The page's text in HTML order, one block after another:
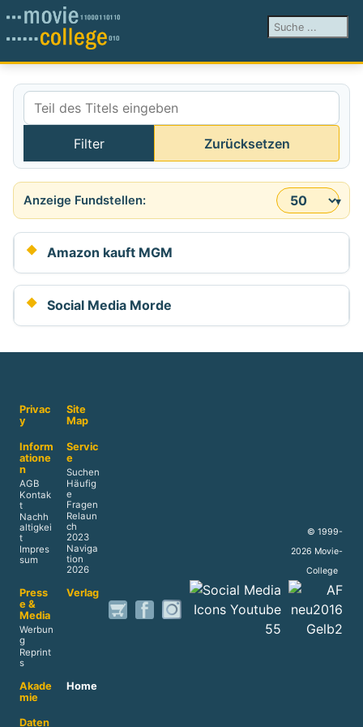
Suchen ...
Teil des Titels eingeben
Filter Zurücksetzen
Anzeige #
Amazon kauft MGM
Social Media Morde
Privac
y
Site
Map
Inform
atione
n
AGB
Kontak
t
Nachh
altigkei
t
Impres
sum
Servic
e
Suchen
Häufig
e
Fragen
Relaun
ch
2023
Naviga
tion
2026
Press
e &
Media
Werbun
g
Reprint
s
Verlag
Akade
mie
Home
Daten
© 1999-
2026 Movie-
College